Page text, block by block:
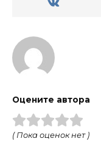
Оцените автора
( Пока оценок нет )